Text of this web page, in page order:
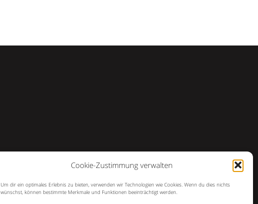
Cookie-Zustimmung verwalten
Um dir ein optimales Erlebnis zu bieten, verwenden wir Technologien wie Cookies. Wenn du dies nichts
wünschst, können bestimmte Merkmale und Funktionen beeinträchtigt werden.